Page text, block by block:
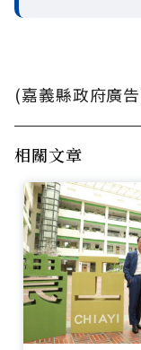
(嘉義縣政府廣
相關文章